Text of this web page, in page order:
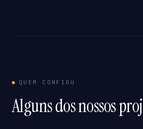
QUEM CONFIOU
Alguns dos nossos